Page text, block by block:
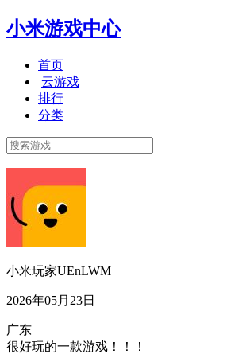
小米游戏中心
首页
云游戏
排行
分类
小米玩家UEnLWM
2026年05月23日
广东
很好玩的一款游戏！！！